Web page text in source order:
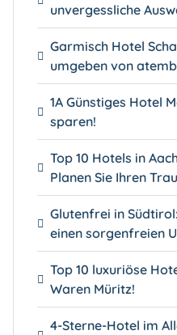
unvergessliche
Garmisch Hotel
umgeben von
1A Günstiges Hotel
sparen!
Top 10 Hotels in
Planen Sie Ihren
Glutenfrei in
einen sorgenfreien
Top 10 luxuriöse
Waren Müritz!
4-Sterne-Hotel im